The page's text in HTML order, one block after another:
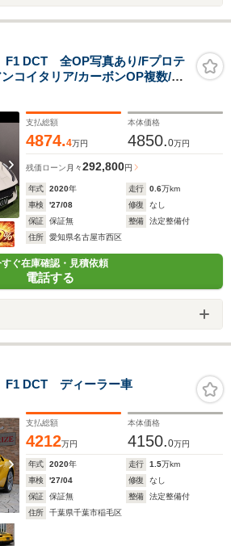
DCT 全OP写真あり/Fプロテ
コイタリア/カーボンOP複数/ア
/サスペンションリフター/チタニ
シートリフター/ハイパワーハイ
支払総額
4874.4万円
本体価格
4850.0万円
残価ローン 月々292,800円
年式 2020年 走行 0.6万km
車検
'27/08 修復
なし
保証
保証無 整備
法定整備付
住所
愛知県名古屋市西区
ぐ在庫確認・見積依頼
電話する
F1 DCT ディーラー車
支払総額
4212万円
本体価格
4150.0万円
年式 2020年 走行 1.5万km
車検
'27/04 修復
なし
保証
保証無 整備
法定整備付
住所
千葉県千葉市稲毛区